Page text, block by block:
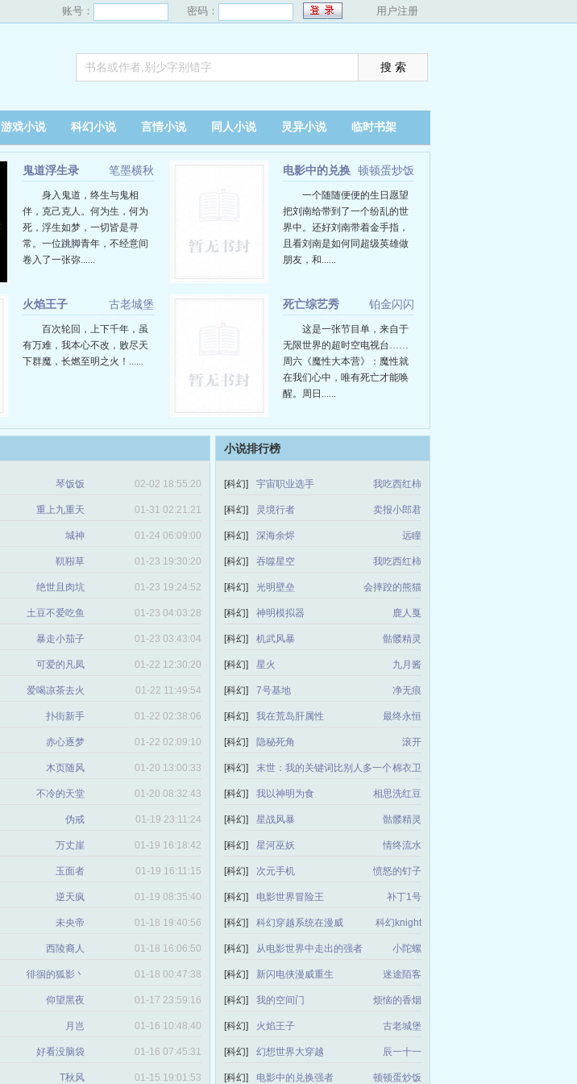
账号： 密码： 用户注册
游戏小说 科幻小说 言情小说 同人小说 灵异小说 临时书架
笔墨横秋
鬼道浮生录
身入鬼道，终生与鬼相
伴，克己克人。何为生，何为
死，浮生如梦，一切皆是寻
常。一位跳脚青年，不经意间
卷入了一张弥......
顿顿蛋炒饭
电影中的兑换
一个随随便便的生日愿望
把刘南给带到了一个纷乱的世
界中。还好刘南带着金手指，
且看刘南是如何同超级英雄做
朋友，和......
古老城堡
火焰王子
百次轮回，上下千年，虽
有万难，我本心不改，败尽天
下群魔，长燃至明之火！......
铂金闪闪
死亡综艺秀
这是一张节目单，来自于
无限世界的超时空电视台……
周六《魔性大本营》：魔性就
在我们心中，唯有死亡才能唤
醒。周日......
琴饭饭 02-02 18:55:20
重上九重天 01-31 02:21:21
城神 01-24 06:09:00
靰鞡草 01-23 19:30:20
绝世且肉坑 01-23 19:24:52
土豆不爱吃鱼 01-23 04:03:28
暴走小茄子 01-23 03:43:04
可爱的凡凤 01-22 12:30:20
爱喝凉茶去火 01-22 11:49:54
扑街新手 01-22 02:38:06
赤心逐梦 01-22 02:09:10
木页随风 01-20 13:00:33
不冷的天堂 01-20 08:32:43
伪戒 01-19 23:11:24
万丈崖 01-19 16:18:42
玉面者 01-19 16:11:15
逆天疯 01-19 08:35:40
未央帝 01-18 19:40:56
西陵裔人 01-18 16:06:50
徘徊的狐影丶 01-18 00:47:38
仰望黑夜 01-17 23:59:16
月岂 01-16 10:48:40
好看没脑袋 01-16 07:45:31
T秋风 01-15 19:01:53
小说排行榜
[科幻] 宇宙职业选手 我吃西红柿
[科幻] 灵境行者 卖报小郎君
[科幻] 深海余烬 远瞳
[科幻] 吞噬星空 我吃西红柿
[科幻] 光明壁垒 会摔跤的熊猫
[科幻] 神明模拟器 鹿人戛
[科幻] 机武风暴 骷髅精灵
[科幻] 星火 九月酱
[科幻] 7号基地 净无痕
[科幻] 我在荒岛肝属性 最终永恒
[科幻] 隐秘死角 滚开
[科幻] 末世：我的关键词比别人多一个棉衣卫
[科幻] 我以神明为食 相思洗红豆
[科幻] 星战风暴 骷髅精灵
[科幻] 星河巫妖 情终流水
[科幻] 次元手机 愤怒的钉子
[科幻] 电影世界冒险王 补丁1号
[科幻] 科幻穿越系统在漫威 科幻knight
[科幻] 从电影世界中走出的强者 小陀螺
[科幻] 新闪电侠漫威重生 迷途陌客
[科幻] 我的空间门 烦恼的香烟
[科幻] 火焰王子 古老城堡
[科幻] 幻想世界大穿越 辰一十一
[科幻] 电影中的兑换强者 顿顿蛋炒饭